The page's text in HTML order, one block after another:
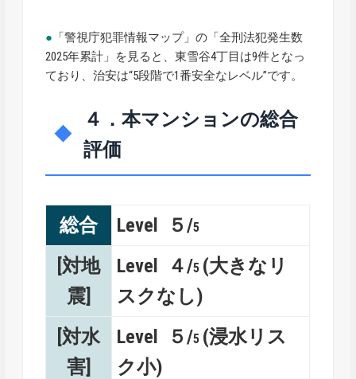
● 「警視庁犯罪情報マップ」の「全刑法犯発生数
2025年累計」を見ると、東雪谷4丁目は9件となっ
ており、治安は“5段階で1番安全なレベル”です。
４．本マンションの総合
評価
総合 Level ５/5
[対地
震]
Level ４/5 (大きなリ
スクなし)
[対水
害]
Level ５/5 (浸水リス
ク小)